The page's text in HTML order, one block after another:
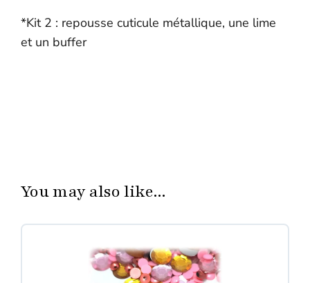
*Kit 2 : repousse cuticule métallique, une lime
et un buffer
You may also like...